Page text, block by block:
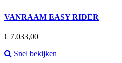
VANRAAM EASY RIDER
Prijs
€ 7.033,00
Snel bekijken